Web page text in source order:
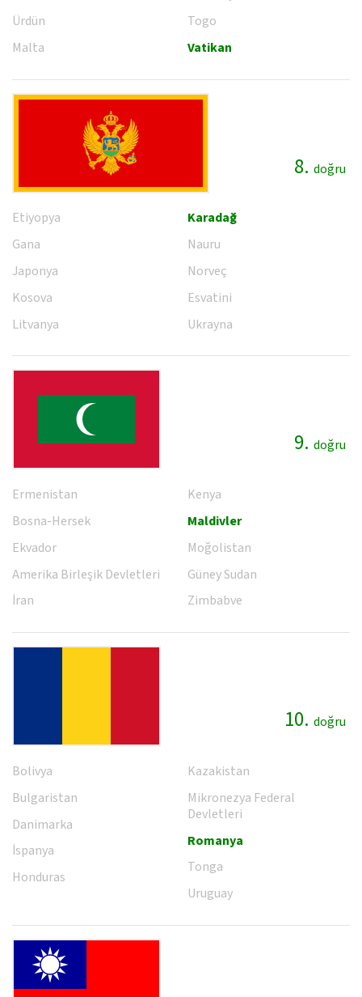
Ürdün
Malta
Togo
Vatikan
8. doğru
Etiyopya
Gana
Japonya
Kosova
Litvanya
Karadağ
Nauru
Norveç
Esvatini
Ukrayna
9. doğru
Ermenistan
Bosna-Hersek
Ekvador
Amerika Birleşik Devletleri
İran
Kenya
Maldivler
Moğolistan
Güney Sudan
Zimbabve
10. doğru
Bolivya
Bulgaristan
Danimarka
İspanya
Honduras
Kazakistan
Mikronezya Federal
Devletleri
Romanya
Tonga
Uruguay